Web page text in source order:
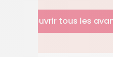
Découvrir tous les